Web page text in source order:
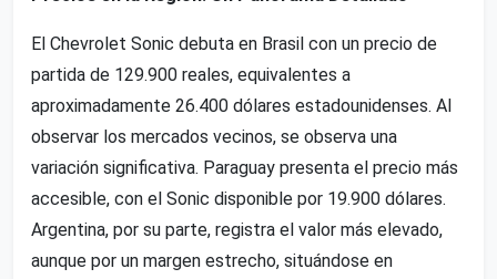
El Chevrolet Sonic debuta en Brasil con un precio de
partida de 129.900 reales, equivalentes a
aproximadamente 26.400 dólares estadounidenses. Al
observar los mercados vecinos, se observa una
variación significativa. Paraguay presenta el precio más
accesible, con el Sonic disponible por 19.900 dólares.
Argentina, por su parte, registra el valor más elevado,
aunque por un margen estrecho, situándose en